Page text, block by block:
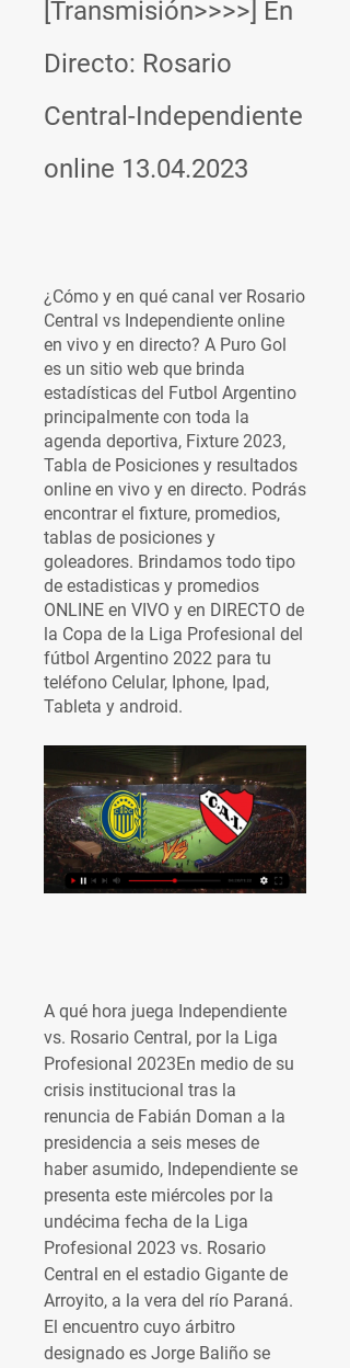
[Transmisión>>>>] En
Directo: Rosario
Central-Independiente
online 13.04.2023
¿Cómo y en qué canal ver Rosario
Central vs Independiente online
en vivo y en directo? A Puro Gol
es un sitio web que brinda
estadísticas del Futbol Argentino
principalmente con toda la
agenda deportiva, Fixture 2023,
Tabla de Posiciones y resultados
online en vivo y en directo. Podrás
encontrar el fixture, promedios,
tablas de posiciones y
goleadores. Brindamos todo tipo
de estadisticas y promedios
ONLINE en VIVO y en DIRECTO de
la Copa de la Liga Profesional del
fútbol Argentino 2022 para tu
teléfono Celular, Iphone, Ipad,
Tableta y android.
A qué hora juega Independiente
vs. Rosario Central, por la Liga
Profesional 2023En medio de su
crisis institucional tras la
renuncia de Fabián Doman a la
presidencia a seis meses de
haber asumido, Independiente se
presenta este miércoles por la
undécima fecha de la Liga
Profesional 2023 vs. Rosario
Central en el estadio Gigante de
Arroyito, a la vera del río Paraná.
El encuentro cuyo árbitro
designado es Jorge Baliño se